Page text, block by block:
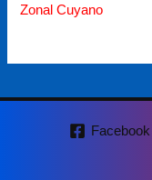
Zonal Cuyano
Facebook